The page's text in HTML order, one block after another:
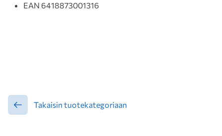
EAN 6418873001316
Takaisin tuotekategoriaan